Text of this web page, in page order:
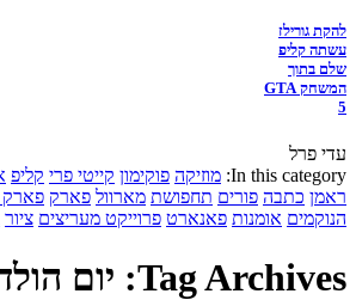
להקת גורילז
עשתה קליפ
שלם בתוך
המשחק GTA
5
עדי פרל
In this category: מוזיקה פוקימון קייטי פרי קליפ
ראמן כתבה פורים תחפושת מארוול פארק פארק
הנוקמים אומנות פאנארט פרוייקט מעריצים ציור
Tag Archives: יום הולדת